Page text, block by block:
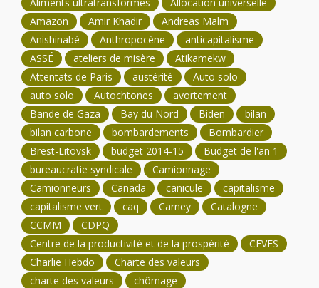
Amazon
Amir Khadir
Andreas Malm
Anishinabé
Anthropocène
anticapitalisme
ASSÉ
ateliers de misère
Atikamekw
Attentats de Paris
austérité
Auto solo
auto solo
Autochtones
avortement
Bande de Gaza
Bay du Nord Biden
bilan
bilan carbone
bombardements
Bombardier
Brest-Litovsk
budget 2014-15
Budget de l'an 1
bureaucratie syndicale
Camionnage
Camionneurs
Canada canicule
capitalisme
capitalisme vert
caq Carney
Catalogne
CCMM
CDPQ
Centre de la productivité et de la prospérité
CEVES
Charlie Hebdo
Charte des valeurs
charte des valeurs
chômage